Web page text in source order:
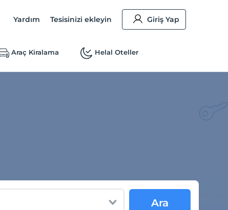
Yardım Tesisinizi ekleyin Giriş Yap
Araç Kiralama Helal Oteller
Ara